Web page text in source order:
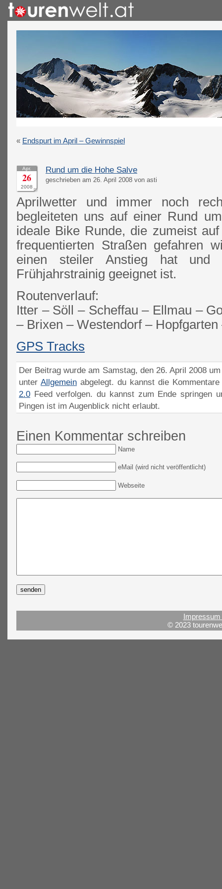
« Endspurt im April – Gewinnspiel
Apr.
26
2008
Rund um die Hohe Salve
geschrieben am 26. April 2008 von asti
Aprilwetter und immer noch
begleiteten uns auf einer Rund
ideale Bike Runde, die zumeist
frequentierten Straßen gefahren
einen steiler Anstieg hat und
Frühjahrstrainig geeignet ist.
Routenverlauf:
Itter – Söll – Scheffau – Ellmau –
– Brixen – Westendorf – Hopfgarten
GPS Tracks
Der Beitrag wurde am Samstag, den 26. April 2008
unter Allgemein abgelegt. du kannst die
2.0 Feed verfolgen. du kannst zum Ende springen
Pingen ist im Augenblick nicht erlaubt.
Einen Kommentar schreiben
Name
eMail (wird nicht veröffentlicht)
Webseite
© 2023